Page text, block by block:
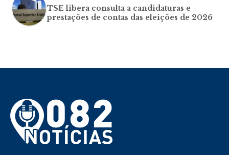
TSE libera consulta a candidaturas e
prestações de contas das eleições de 2026